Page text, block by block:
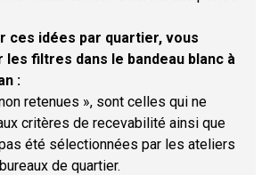
ces idées par quartier, vous
les filtres dans le bandeau blanc à
:
retenues », sont celles qui ne
critères de recevabilité ainsi que
été sélectionnées par les ateliers
de quartier.